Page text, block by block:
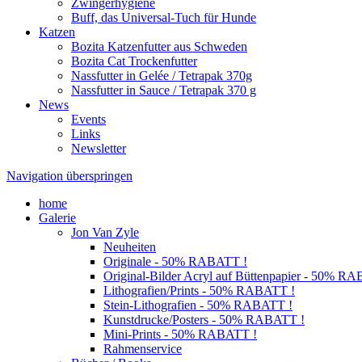
Buff, das Universal-Tuch für Hunde
Katzen
Bozita Katzenfutter aus Schweden
Bozita Cat Trockenfutter
Nassfutter in Gelée / Tetrapak 370g
Nassfutter in Sauce / Tetrapak 370 g
News
Events
Links
Newsletter
Navigation überspringen
home
Galerie
Jon Van Zyle
Neuheiten
Originale - 50% RABATT !
Original-Bilder Acryl auf Büttenpapier - 50%
Lithografien/Prints - 50% RABATT !
Stein-Lithografien - 50% RABATT !
Kunstdrucke/Posters - 50% RABATT !
Mini-Prints - 50% RABATT !
Rahmenservice